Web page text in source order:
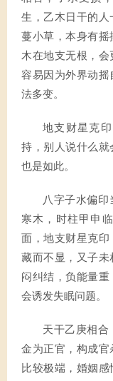
生，乙木日干的人
蔓小草，本身有
木在地支无根，
容易因为外界动摇
法多变。
地支财星克
持，别人说什么就
也是如此。
八字子水偏印
寒木，时柱甲申
面，地支财星克印
藏而不显，又子
闷纠结，负能量
会诱发失眠问题。
天干乙庚相合
金为正官，构成官
比较极端，婚姻